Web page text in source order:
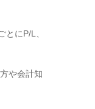
にP/L、
や会計知